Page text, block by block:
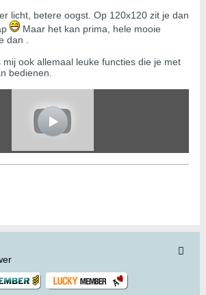
licht, betere oogst. Op 120x120 zit je dan
Maar het kan prima, hele mooie
dan .
ook allemaal leuke functies die je met
bedienen.